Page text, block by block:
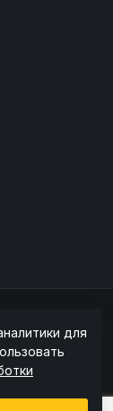
(ст. 437 ГК РФ).
для